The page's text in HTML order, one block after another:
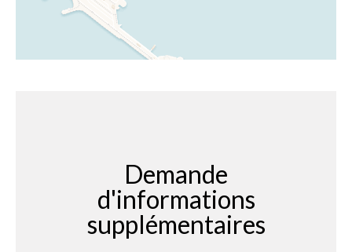
Demande
d'informations
supplémentaires